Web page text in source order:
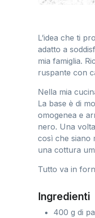
L’idea che ti
adatto a
mia famiglia.
ruspante con
Nella mia
La base è di
omogenea e
nero. Una
così che siano
una cottura
Tutto va in
Ingredienti
400 g di